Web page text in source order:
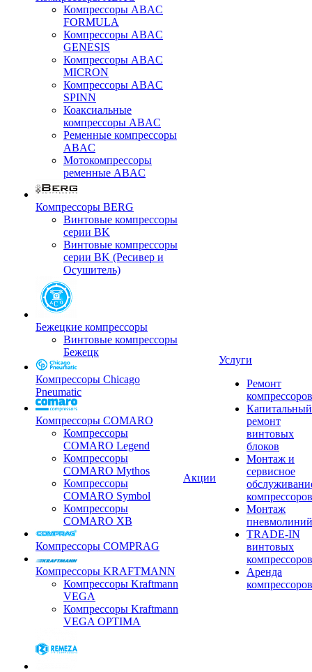
Компрессоры ABAC
FORMULA
Компрессоры ABAC
GENESIS
Компрессоры ABAC
MICRON
Компрессоры ABAC
SPINN
Коаксиальные
компрессоры ABAC
Ременные компрессоры
ABAC
Мотокомпрессоры
ременные ABAC
Компрессоры BERG
Винтовые компрессоры
серии BK
Винтовые компрессоры
серии BK (Ресивер и
Осушитель)
Бежецкие компрессоры
Винтовые компрессоры
Бежецк
Компрессоры Chicago
Pneumatic
Компрессоры COMARO
Компрессоры
COMARO Legend
Компрессоры
COMARO Mythos
Компрессоры
COMARO Symbol
Компрессоры
COMARO XB
Компрессоры COMPRAG
Компрессоры KRAFTMANN
Компрессоры Kraftmann
VEGA
Компрессоры Kraftmann
VEGA OPTIMA
Акции
Услуги
Ремонт
компрессоров
Капитальный
ремонт
винтовых
блоков
Монтаж и
сервисное
компрессоров
Монтаж
пневмолиний
TRADE-IN
винтовых
компрессоров
Аренда
компрессоров